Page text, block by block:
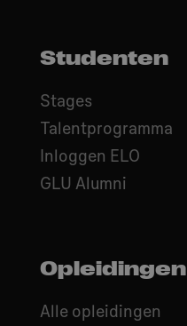
Studenten
Stages
Talentprogramma
Inloggen ELO
GLU Alumni
Opleidingen
Alle opleidingen